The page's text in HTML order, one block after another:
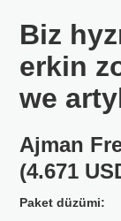
Biz
erkin
we
Ajman
(4.671
Paket düzümi: